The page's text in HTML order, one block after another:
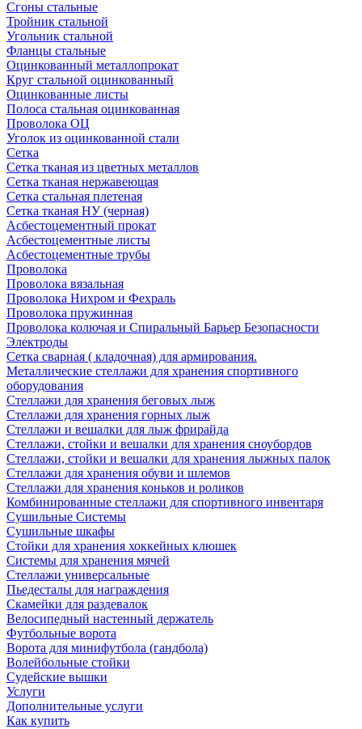
Сгоны стальные
Тройник стальной
Угольник стальной
Фланцы стальные
Оцинкованный металлопрокат
Круг стальной оцинкованный
Оцинкованные листы
Полоса стальная оцинкованная
Проволока ОЦ
Уголок из оцинкованной стали
Сетка
Сетка тканая из цветных металлов
Сетка тканая нержавеющая
Сетка стальная плетеная
Сетка тканая НУ (черная)
Асбестоцементный прокат
Асбестоцементные листы
Асбестоцементные трубы
Проволока
Проволока вязальная
Проволока Нихром и Фехраль
Проволока пружинная
Проволока колючая и Спиральный Барьер Безопасности
Электроды
Сетка сварная ( кладочная) для армирования.
Металлические стеллажи для хранения спортивного
оборудования
Стеллажи для хранения беговых лыж
Стеллажи для хранения горных лыж
Стеллажи и вешалки для лыж фрирайда
Стеллажи, стойки и вешалки для хранения сноубордов
Стеллажи, стойки и вешалки для хранения лыжных палок
Стеллажи для хранения обуви и шлемов
Стеллажи для хранения коньков и роликов
Комбинированные стеллажи для спортивного инвентаря
Сушильные Системы
Сушильные шкафы
Стойки для хранения хоккейных клюшек
Системы для хранения мячей
Стеллажи универсальные
Пьедесталы для награждения
Скамейки для раздевалок
Велосипедный настенный держатель
Футбольные ворота
Ворота для минифутбола (гандбола)
Волейбольные стойки
Судейские вышки
Услуги
Дополнительные услуги
Как купить